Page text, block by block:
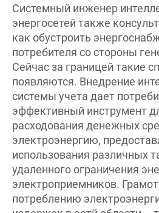
энергосетей также
как обустроить
потребителя со стороны
Сейчас за границей такие
появляются. Внедрение
системы учета дает
эффективный инструмент
расходования денежных
электроэнергию,
использования различных
удаленного ограничения
электроприемников.
потреблению
издержек в эотй области –